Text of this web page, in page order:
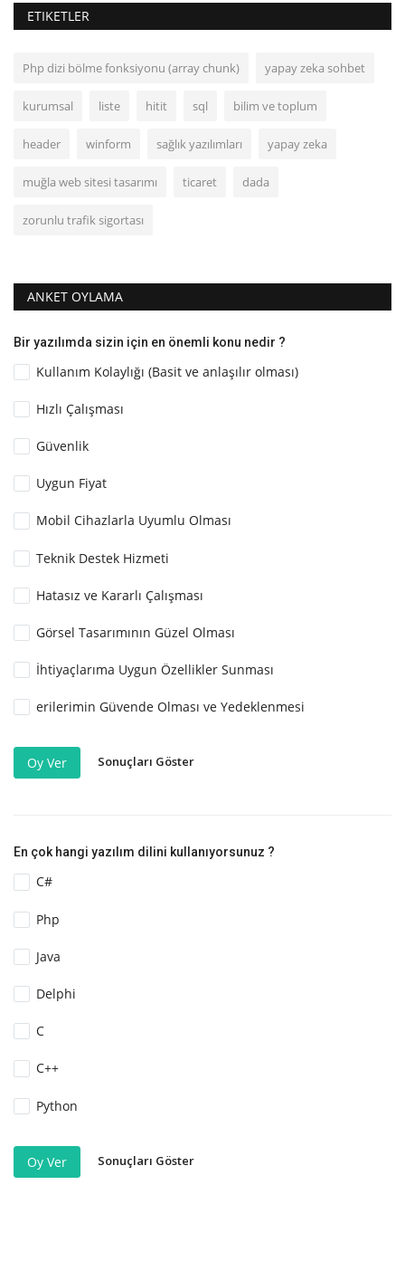
ETIKETLER
Php dizi bölme fonksiyonu (array chunk) yapay zeka sohbet
kurumsal liste hitit sql bilim ve toplum
header winform sağlık yazılımları yapay zeka
muğla web sitesi tasarımı ticaret dada
zorunlu trafik sigortası
ANKET OYLAMA
Bir yazılımda sizin için en önemli konu nedir ?
Kullanım Kolaylığı (Basit ve anlaşılır olması)
Hızlı Çalışması
Güvenlik
Uygun Fiyat
Mobil Cihazlarla Uyumlu Olması
Teknik Destek Hizmeti
Hatasız ve Kararlı Çalışması
Görsel Tasarımının Güzel Olması
İhtiyaçlarıma Uygun Özellikler Sunması
erilerimin Güvende Olması ve Yedeklenmesi
Oy Ver Sonuçları Göster
En çok hangi yazılım dilini kullanıyorsunuz ?
C#
Php
Java
Delphi
C
C++
Python
Oy Ver Sonuçları Göster